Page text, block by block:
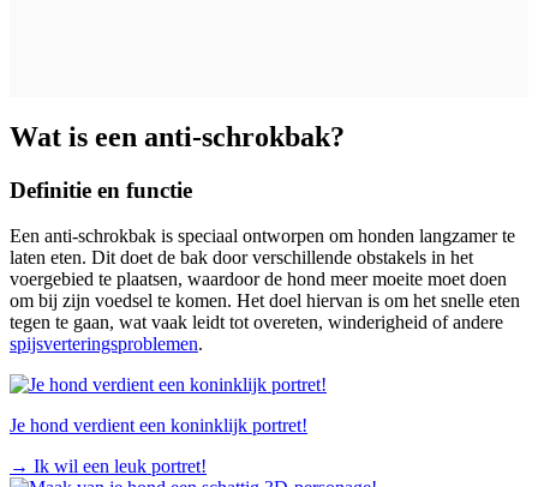
Wat is een anti-schrokbak?
Definitie en functie
Een anti-schrokbak is speciaal ontworpen om honden langzamer te
laten eten. Dit doet de bak door verschillende obstakels in het
voergebied te plaatsen, waardoor de hond meer moeite moet doen
om bij zijn voedsel te komen. Het doel hiervan is om het snelle eten
tegen te gaan, wat vaak leidt tot overeten, winderigheid of andere
spijsverteringsproblemen.
Je hond verdient een koninklijk portret!
→ Ik wil een leuk portret!